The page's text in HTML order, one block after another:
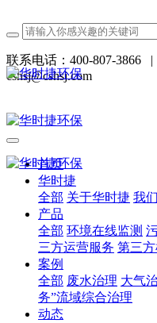
联系电话：400-807-3866 |
cshsj@cshsj.com
首页
华时捷
全部 关于华时捷 我
产品
全部 环境在线监测
三方运营服务 第三方
案例
全部 废水治理 大气
务”流域综合治理
动态